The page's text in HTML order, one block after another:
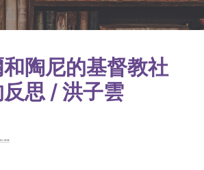
陶尼的基督教社
思 / 洪子雲